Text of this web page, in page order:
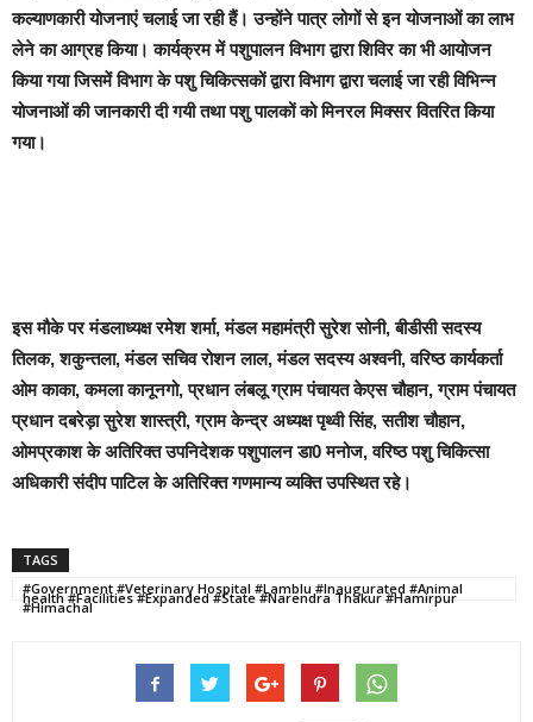
कल्याणकारी योजनाएं चलाई जा रही हैं। उन्होंने पात्र लोगों से इन योजनाओं का लाभ
लेने का आग्रह किया। कार्यक्रम में पशुपालन विभाग द्वारा शिविर का भी आयोजन
किया गया जिसमें विभाग के पशु चिकित्सकों द्वारा विभाग द्वारा चलाई जा रही विभिन्न
योजनाओं की जानकारी दी गयी तथा पशु पालकों को मिनरल मिक्सर वितरित किया
गया।
इस मौके पर मंडलाध्यक्ष रमेश शर्मा, मंडल महामंत्री सुरेश सोनी, बीडीसी सदस्य
तिलक, शकुन्तला, मंडल सचिव रोशन लाल, मंडल सदस्य अश्वनी, वरिष्ठ कार्यकर्ता
ओम काका, कमला कानूनगो, प्रधान लंबलू ग्राम पंचायत केएस चौहान, ग्राम पंचायत
प्रधान दबरेड़ा सुरेश शास्त्री, ग्राम केन्द्र अध्यक्ष पृथ्वी सिंह, सतीश चौहान,
ओमप्रकाश के अतिरिक्त उपनिदेशक पशुपालन डा0 मनोज, वरिष्ठ पशु चिकित्सा
अधिकारी संदीप पाटिल के अतिरिक्त गणमान्य व्यक्ति उपस्थित रहे।
TAGS
#Government #Veterinary Hospital #Lamblu #Inaugurated #Animal
health #Facilities #Expanded #State #Narendra Thakur #Hamirpur
#Himachal